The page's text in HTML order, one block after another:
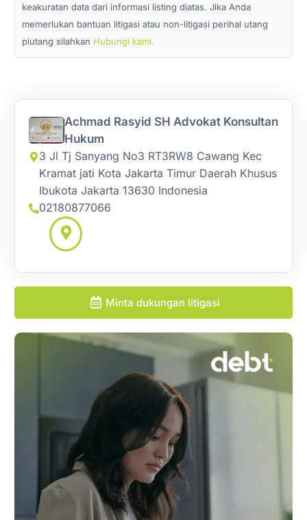
keakuratan data dari informasi listing diatas. Jika Anda
memerlukan bantuan litigasi atau non-litigasi perihal utang
piutang silahkan Hubungi kami.
Achmad Rasyid SH Advokat Konsultan
Hukum
3 Jl Tj Sanyang No3 RT3RW8 Cawang Kec
Kramat jati Kota Jakarta Timur Daerah Khusus
Ibukota Jakarta 13630 Indonesia
02180877066
Minta dukungan litigasi